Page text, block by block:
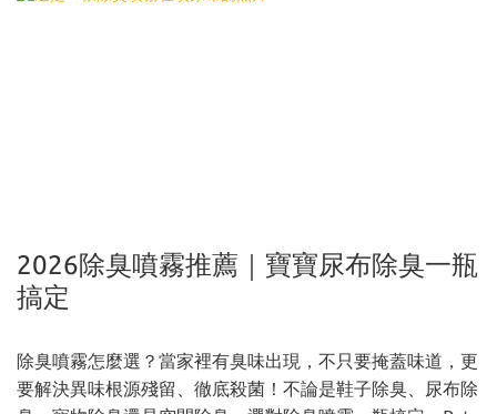
2026除臭噴霧推薦｜寶寶尿布除臭一瓶
搞定
除臭噴霧怎麼選？當家裡有臭味出現，不只要掩蓋味道，更
要解決異味根源殘留、徹底殺菌！不論是鞋子除臭、尿布除